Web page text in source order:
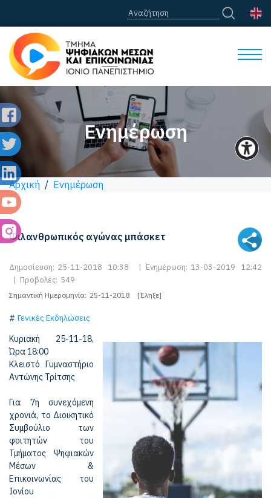
Ενημέρωση
Αρχική / Ενημέρωση
Φιλανθρωπικός αγώνας μπάσκετ
Δημοσίευση: 25-11-2018 10:38 | Ενημέρωση: 13-03-2019 12:42
| Προβολές: 549
Σημαντική Ημερομηνία: 25-11-2018 [Έληξε]
Γενικές Εκδηλώσεις
Κυριακή 25-11-18,
Ώρα 18:00
Κλειστό Γυμναστήριο
Αντώνης Τρίτσης
Για 7η συνεχόμενη
χρονιά, το Διοικητικό
Συμβούλιο των
φοιτητών του
Τμήματος Ψηφιακών
Μέσων &
Επικοινωνίας του
Ιονίου